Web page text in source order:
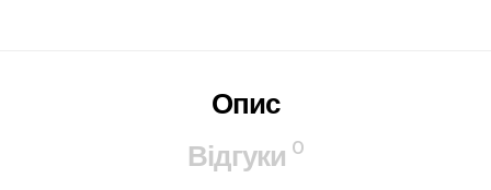
Опис
Відгуки 0